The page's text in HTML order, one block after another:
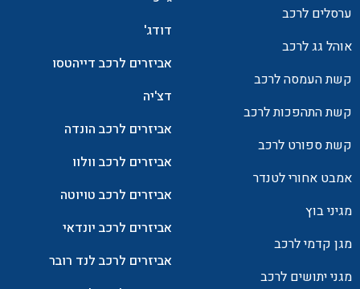
ערסלים לרכב
אוהל גג לרכב
קשת העמסה לרכב
קשת התהפכות לרכב
קשת ספורט לרכב
אמבט אחורי לטנדר
מגיני בוץ
מגן קדמי לרכב
מגני יתושים לרכב
דודג'
אביזרים לרכב דייהטסו
דצ'יה
אביזרים לרכב הונדה
אביזרים לרכב וולוו
אביזרים לרכב טויוטה
אביזרים לרכב יונדאי
אביזרים לרכב לנד רובר